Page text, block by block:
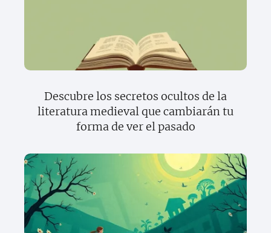
Descubre los secretos ocultos de la
literatura medieval que cambiarán tu
forma de ver el pasado